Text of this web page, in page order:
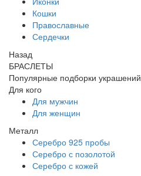
Кошки
Православные
Сердечки
Назад
БРАСЛЕТЫ
Популярные подборки украшений
Для кого
Для мужчин
Для женщин
Металл
Серебро 925 пробы
Серебро с позолотой
Серебро с кожей